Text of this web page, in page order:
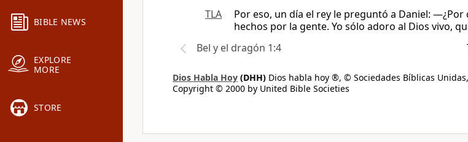
BIBLE NEWS
EXPLORE
MORE
STORE
TLA
Por eso, un día el rey le preguntó a Daniel:
hechos por la gente. Yo sólo adoro al Dios vivo,
Bel y el dragón 1:4
Dios Habla Hoy (DHH) Dios habla hoy ®, © Sociedades Bíblicas
Copyright © 2000 by United Bible Societies